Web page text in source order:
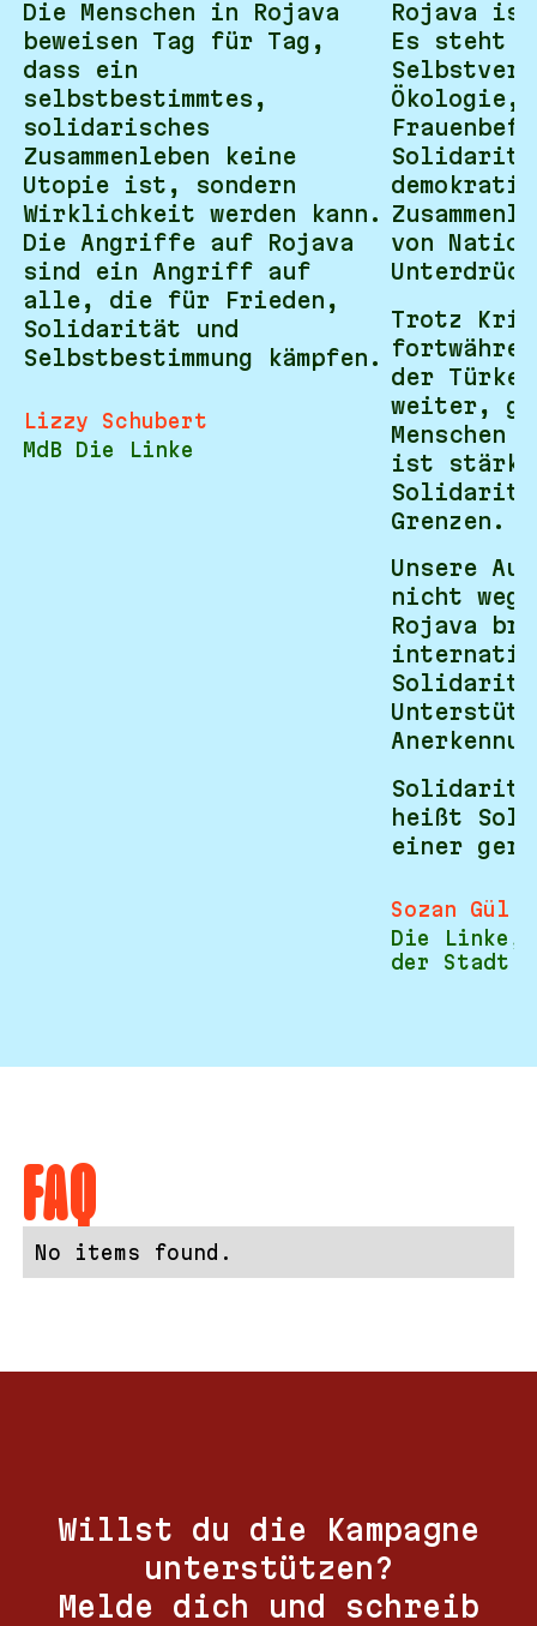
Die Menschen in Rojava
beweisen Tag für Tag,
dass ein
selbstbestimmtes,
solidarisches
Zusammenleben keine
Utopie ist, sondern
Wirklichkeit werden kann.
Die Angriffe auf Rojava
sind ein Angriff auf
alle, die für Frieden,
Solidarität und
Selbstbestimmung kämpfen.
Lizzy Schubert
MdB Die Linke
Rojava
Es steht
Ökologie,
von
Trotz
der
weiter,
Menschen
ist
Grenzen.
Unsere
nicht
Rojava
heißt
einer
Sozan Gül
Die Linke,
der Stadt
FAQ
No items found.
Willst du die Kampagne
unterstützen?
Melde dich und schreib